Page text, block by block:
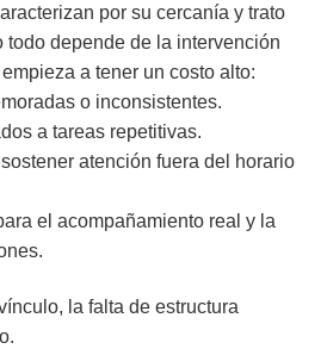
por su cercanía y trato
todo depende de la intervención
a tener un costo alto:
o inconsistentes.
a tareas repetitivas.
atención fuera del horario
el acompañamiento real y la
la falta de estructura